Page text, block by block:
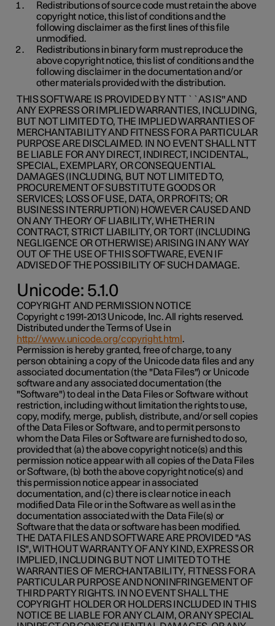
Redistributions of source code must retain the above
copyright notice, this list of conditions and the
following disclaimer as the first lines of this file
unmodified.
Redistributions in binary form must reproduce the
above copyright notice, this list of conditions and the
following disclaimer in the documentation and/or
other materials provided with the distribution.
THIS SOFTWARE IS PROVIDED BY NTT ``AS IS'' AND
ANY EXPRESS OR IMPLIED WARRANTIES, INCLUDING,
BUT NOT LIMITED TO, THE IMPLIED WARRANTIES OF
MERCHANTABILITY AND FITNESS FOR A PARTICULAR
PURPOSE ARE DISCLAIMED. IN NO EVENT SHALL NTT
BE LIABLE FOR ANY DIRECT, INDIRECT, INCIDENTAL,
SPECIAL, EXEMPLARY, OR CONSEQUENTIAL
DAMAGES (INCLUDING, BUT NOT LIMITED TO,
PROCUREMENT OF SUBSTITUTE GOODS OR
SERVICES; LOSS OF USE, DATA, OR PROFITS; OR
BUSINESS INTERRUPTION) HOWEVER CAUSED AND
ON ANY THEORY OF LIABILITY, WHETHER IN
CONTRACT, STRICT LIABILITY, OR TORT (INCLUDING
NEGLIGENCE OR OTHERWISE) ARISING IN ANY WAY
OUT OF THE USE OF THIS SOFTWARE, EVEN IF
ADVISED OF THE POSSIBILITY OF SUCH DAMAGE.
Unicode: 5.1.0
COPYRIGHT AND PERMISSION NOTICE
Copyright c 1991-2013 Unicode, Inc. All rights reserved.
Distributed under the Terms of Use in
http://www.unicode.org/copyright.html .
Permission is hereby granted, free of charge, to any
person obtaining a copy of the Unicode data files and any
associated documentation (the "Data Files") or Unicode
software and any associated documentation (the
"Software") to deal in the Data Files or Software without
restriction, including without limitation the rights to use,
copy, modify, merge, publish, distribute, and/or sell copies
of the Data Files or Software, and to permit persons to
whom the Data Files or Software are furnished to do so,
provided that (a) the above copyright notice(s) and this
permission notice appear with all copies of the Data Files
or Software, (b) both the above copyright notice(s) and
this permission notice appear in associated
documentation, and (c) there is clear notice in each
modified Data File or in the Software as well as in the
documentation associated with the Data File(s) or
Software that the data or software has been modified.
THE DATA FILES AND SOFTWARE ARE PROVIDED "AS
IS", WITHOUT WARRANTY OF ANY KIND, EXPRESS OR
IMPLIED, INCLUDING BUT NOT LIMITED TO THE
WARRANTIES OF MERCHANTABILITY, FITNESS FOR A
PARTICULAR PURPOSE AND NONINFRINGEMENT OF
THIRD PARTY RIGHTS. IN NO EVENT SHALL THE
COPYRIGHT HOLDER OR HOLDERS INCLUDED IN THIS
NOTICE BE LIABLE FOR ANY CLAIM, OR ANY SPECIAL